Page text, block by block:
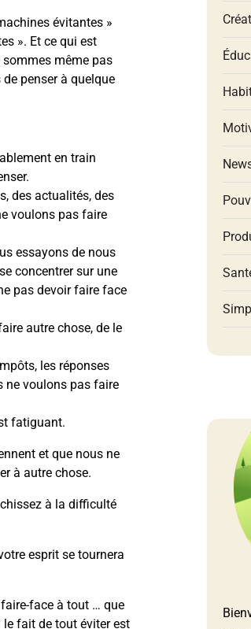
évitantes »
». Et ce qui est
sommes même pas
penser à quelque
en train
des actualités, des
voulons pas faire
essayons de nous
concentrer sur une
pas devoir faire face
autre chose, de le
les réponses
ne voulons pas faire
fatiguant.
et que nous ne
à autre chose.
à la difficulté
esprit se tournera
face à tout … que
fait de tout éviter est